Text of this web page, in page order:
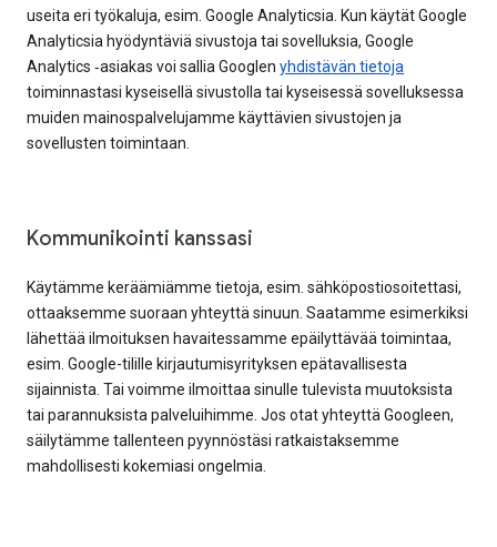
useita eri työkaluja, esim. Google Analyticsia. Kun käytät Google
Analyticsia hyödyntäviä sivustoja tai sovelluksia, Google
Analytics ‑asiakas voi sallia Googlen yhdistävän tietoja
toiminnastasi kyseisellä sivustolla tai kyseisessä sovelluksessa
muiden mainospalvelujamme käyttävien sivustojen ja
sovellusten toimintaan.
Kommunikointi kanssasi
Käytämme keräämiämme tietoja, esim. sähköpostiosoitettasi,
ottaaksemme suoraan yhteyttä sinuun. Saatamme esimerkiksi
lähettää ilmoituksen havaitessamme epäilyttävää toimintaa,
esim. Google-tilille kirjautumisyrityksen epätavallisesta
sijainnista. Tai voimme ilmoittaa sinulle tulevista muutoksista
tai parannuksista palveluihimme. Jos otat yhteyttä Googleen,
säilytämme tallenteen pyynnöstäsi ratkaistaksemme
mahdollisesti kokemiasi ongelmia.